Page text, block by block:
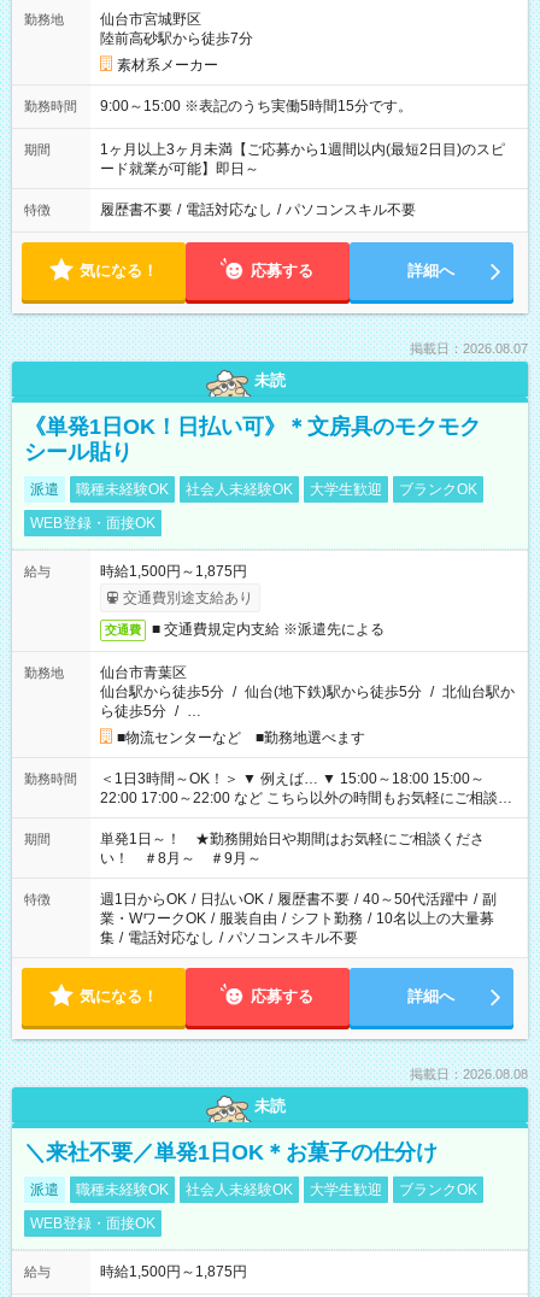
勤務地
仙台市宮城野区
陸前高砂駅から徒歩7分
素材系メーカー
勤務時間 9:00～15:00 ※表記のうち実働5時間15分です。
期間
1ヶ月以上3ヶ月未満【ご応募から1週間以内(最短2日目)のスピ
ード就業が可能】即日～
特徴 履歴書不要 / 電話対応なし / パソコンスキル不要
気になる！ 応募する 詳細へ
掲載日：2026.08.07
未読
《単発1日OK！日払い可》＊文房具のモクモク
シール貼り
派遣 職種未経験OK 社会人未経験OK 大学生歓迎
ブランクOK
WEB登録・面接OK
給与
時給1,500円～1,875円
交通費別途支給あり
交通費 ■ 交通費規定内支給 ※派遣先による
勤務地
仙台市青葉区
仙台駅から徒歩5分 / 仙台(地下鉄)駅から徒歩5分 / 北仙台駅か
ら徒歩5分 / …
■物流センターなど ■勤務地選べます
勤務時間
＜1日3時間～OK！＞ ▼ 例えば… ▼ 15:00～18:00 15:00～
22:00 17:00～22:00 など こちら以外の時間もお気軽にご相談く
ださい！
期間
単発1日～！ ★勤務開始日や期間はお気軽にご相談くださ
い！ ＃8月～ ＃9月～
特徴 週1日からOK / 日払いOK / 履歴書不要 / 40～50代活躍中 / 副
業・WワークOK / 服装自由 / シフト勤務 / 10名以上の大量募
集 / 電話対応なし / パソコンスキル不要
気になる！ 応募する 詳細へ
掲載日：2026.08.08
未読
＼来社不要／単発1日OK＊お菓子の仕分け
派遣 職種未経験OK 社会人未経験OK 大学生歓迎
ブランクOK
WEB登録・面接OK
給与 時給1,500円～1,875円